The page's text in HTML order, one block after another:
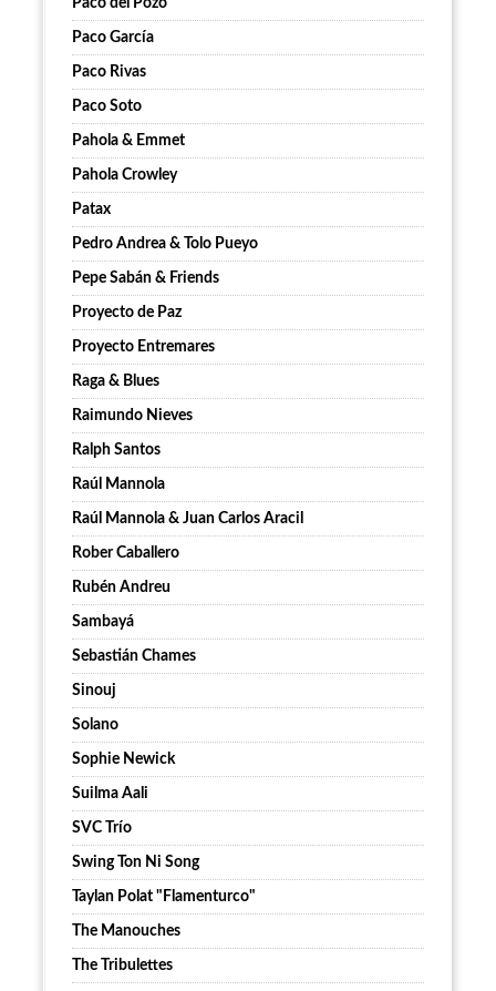
Paco del Pozo
Paco García
Paco Rivas
Paco Soto
Pahola & Emmet
Pahola Crowley
Patax
Pedro Andrea & Tolo Pueyo
Pepe Sabán & Friends
Proyecto de Paz
Proyecto Entremares
Raga & Blues
Raimundo Nieves
Ralph Santos
Raúl Mannola
Raúl Mannola & Juan Carlos Aracil
Rober Caballero
Rubén Andreu
Sambayá
Sebastián Chames
Sinouj
Solano
Sophie Newick
Suilma Aali
SVC Trío
Swing Ton Ni Song
Taylan Polat "Flamenturco"
The Manouches
The Tribulettes